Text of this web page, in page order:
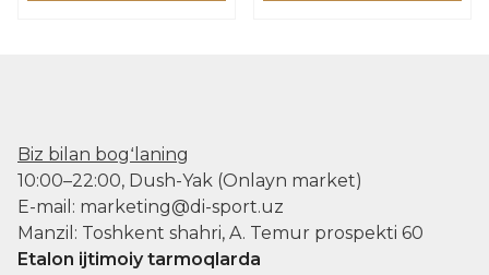
Biz bilan bogʻlaning
10:00–22:00, Dush-Yak (Onlayn market)
E-mail: marketing@di-sport.uz
Manzil: Toshkent shahri, A. Temur prospekti 60
Etalon ijtimoiy tarmoqlarda